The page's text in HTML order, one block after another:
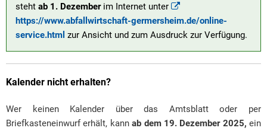
steht ab 1. Dezemberim Internet unter
https://www.abfallwirtschaft-germersheim.de/online-
service.html zur Ansicht und zum Ausdruck zur Verfügung.
Kalender nicht erhalten?
Wer keinen Kalender über das Amtsblatt oder per
Briefkasteneinwurf erhält, kannab dem 19. Dezember 2025, ein